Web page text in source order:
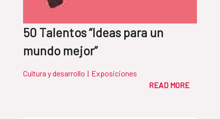
50 Talentos “Ideas para un
mundo mejor”
Cultura y desarrollo | Exposiciones
READ MORE